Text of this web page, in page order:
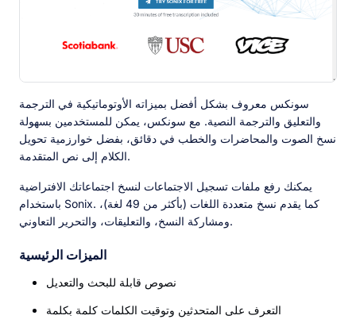
سونكس معروف بشكل أفضل بميزاته الأوتوماتيكية في الترجمة
والتعليق والترجمة النصية. مع سونكس، يمكن للمستخدمين بسهولة
نسخ الصوت والمحاضرات والخطب في دقائق، بفضل خوارزمية تحويل
الكلام إلى نص المتقدمة.
يمكنك رفع ملفات تسجيل الاجتماعات لنسخ اجتماعاتك الافتراضية
باستخدام Sonix. كما يقدم نسخ متعددة اللغات (بأكثر من 49 لغة)،
ومشاركة النسخ، والتعليقات، والتحرير التعاوني.
الميزات الرئيسية
نصوص قابلة للبحث والتعديل
التعرف على المتحدثين وتوقيت الكلمات كلمة بكلمة